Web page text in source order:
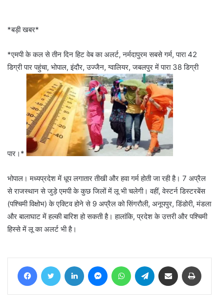
*बड़ी खबर*
*एमपी के कल से तीन दिन हिट वेब का अलर्ट, नर्मदापुरम सबसे गर्म, पारा 42
डिग्री पार पहुंचा, भोपाल, इंदौर, उज्जैन, ग्वालियर, जबलपुर में पारा 38 डिग्री
पार।*
भोपाल। मध्यप्रदेश में धूप लगातार तीखी और हवा गर्म होती जा रही है। 7 अप्रैल
से राजस्थान से जुड़े एमपी के कुछ जिलों में लू भी चलेगी। वहीं, वेस्टर्न डिस्टरबेंस
(पश्चिमी विक्षोभ) के एक्टिव होने से 9 अप्रैल को सिंगरौली, अनूपपुर, डिंडोरी, मंडला
और बालाघाट में हल्की बारिश हो सकती है। हालांकि, प्रदेश के उत्तरी और पश्चिमी
हिस्से में लू का अलर्ट भी है।
FacebookTwitter LinkedIn MessengerWhatsAppTelegram Share via Email